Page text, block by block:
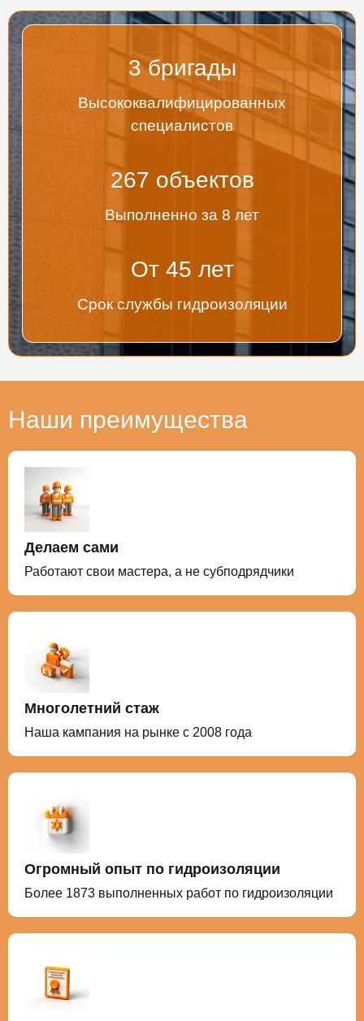
3бригады
Высококвалифицированных
специалистов
267 объектов
Выполненно за 8 лет
От 45 лет
Срок службы гидроизоляции
Наши преимущества
Делаем сами
Работают свои мастера, а не субподрядчики
Многолетний стаж
Наша кампания на рынке с 2008 года
Огромный опыт по гидроизоляции
Более 1873 выполненных работ по гидроизоляции